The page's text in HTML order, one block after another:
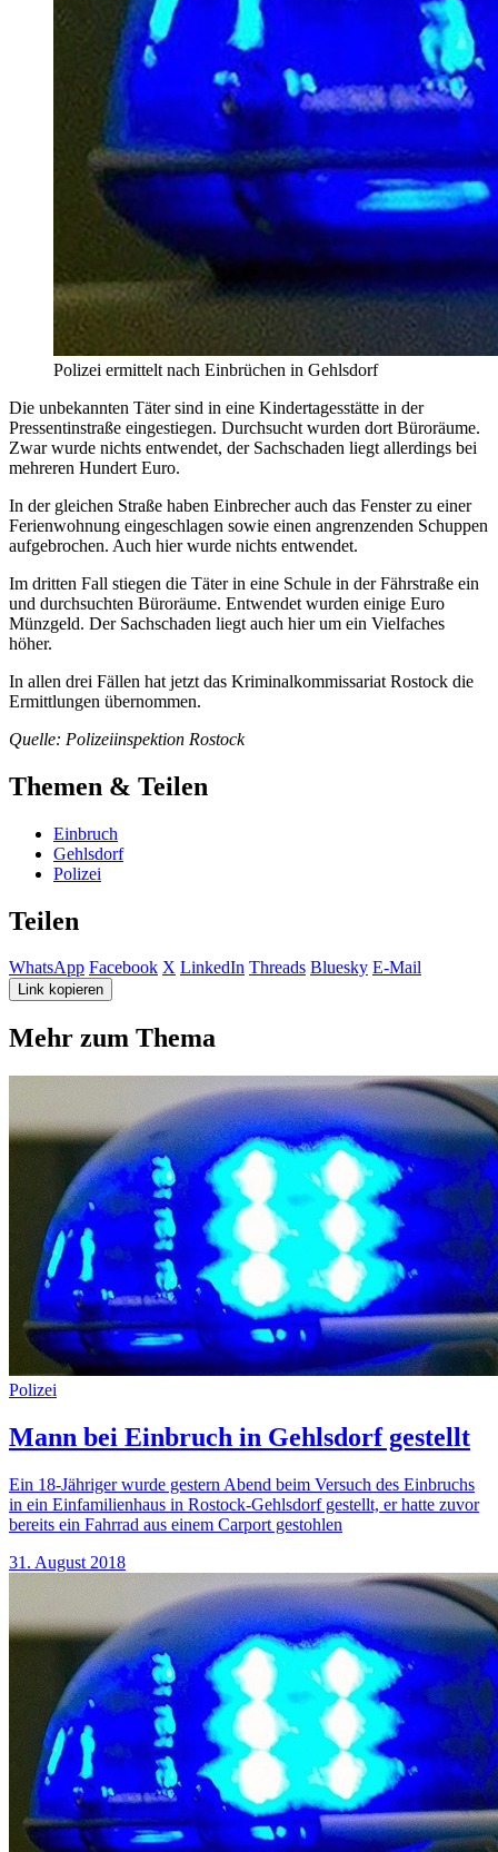
Polizei ermittelt nach Einbrüchen in Gehlsdorf
Die unbekannten Täter sind in eine Kindertagesstätte in der
Pressentinstraße eingestiegen. Durchsucht wurden dort Büroräume.
Zwar wurde nichts entwendet, der Sachschaden liegt allerdings bei
mehreren Hundert Euro.
In der gleichen Straße haben Einbrecher auch das Fenster zu einer
Ferienwohnung eingeschlagen sowie einen angrenzenden Schuppen
aufgebrochen. Auch hier wurde nichts entwendet.
Im dritten Fall stiegen die Täter in eine Schule in der Fährstraße ein
und durchsuchten Büroräume. Entwendet wurden einige Euro
Münzgeld. Der Sachschaden liegt auch hier um ein Vielfaches
höher.
In allen drei Fällen hat jetzt das Kriminalkommissariat Rostock die
Ermittlungen übernommen.
Quelle: Polizeiinspektion Rostock
Themen & Teilen
Einbruch
Gehlsdorf
Polizei
Teilen
WhatsApp Facebook X LinkedIn Threads Bluesky E-Mail
Link kopieren
Mehr zum Thema
Polizei
Mann bei Einbruch in Gehlsdorf gestellt
Ein 18-Jähriger wurde gestern Abend beim Versuch des Einbruchs
in ein Einfamilienhaus in Rostock-Gehlsdorf gestellt, er hatte zuvor
bereits ein Fahrrad aus einem Carport gestohlen
31. August 2018